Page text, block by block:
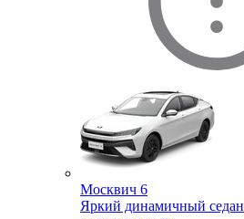
Москвич 6
Яркий динамичный седан